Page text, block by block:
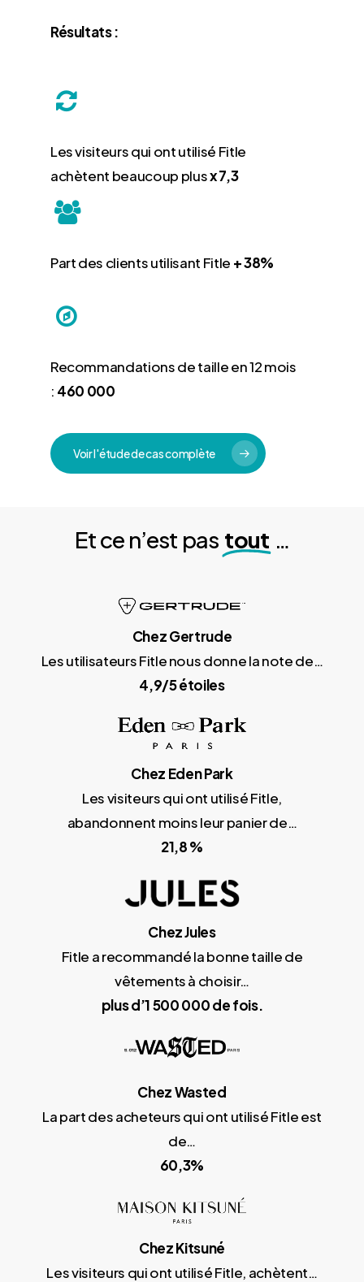
Résultats :
Les visiteurs qui ont utilisé Fitle
achètent beaucoup plusx 7,3
Part des clients utilisant Fitle + 38%
Recommandations de taille en 12 mois
: 460 000
Voir l'étude de cas complète
Et ce n’est pas tout …
Chez Gertrude
Les utilisateurs Fitle nous donne la note de…
4,9/5 étoiles
Chez Eden Park
Les visiteurs qui ont utilisé Fitle,
abandonnent moins leur panier de…
21,8 %
Chez Jules
Fitle a recommandé la bonne taille de
vêtements à choisir…
plus d’1 500 000 de fois.
Chez Wasted
La part des acheteurs qui ont utilisé Fitle est
de…
60,3%
Chez Kitsuné
Les visiteurs qui ont utilisé Fitle, achètent…